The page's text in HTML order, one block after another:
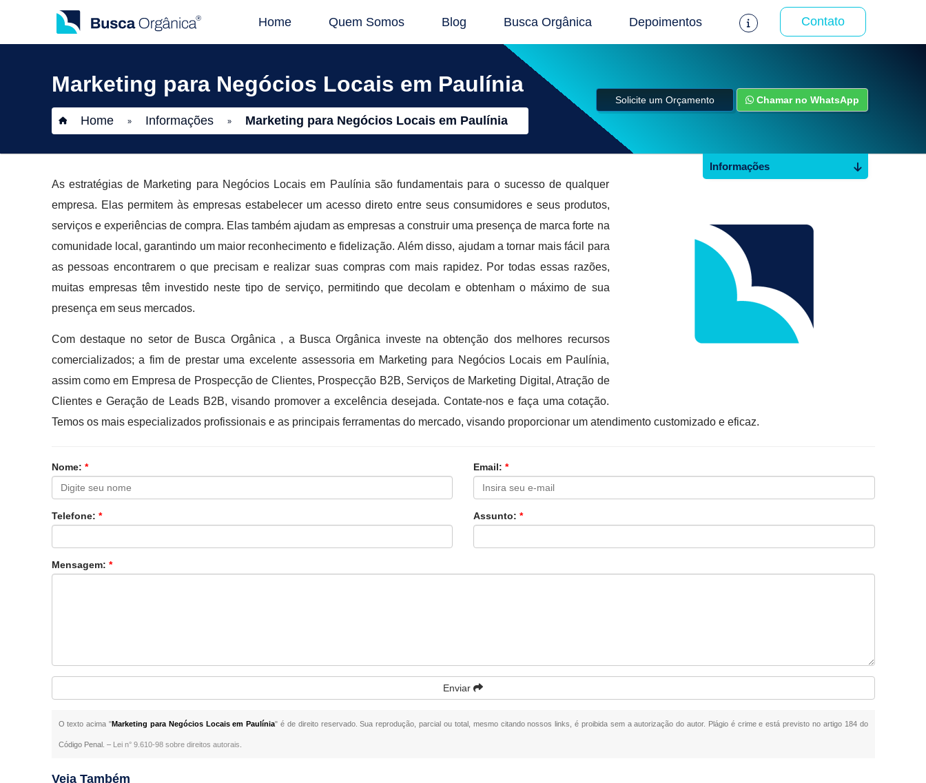
Home Quem Somos Blog Busca Orgânica Depoimentos Contato
Marketing para Negócios Locais em Paulínia
Home » Informações » Marketing para Negócios Locais em Paulínia
Solicite um Orçamento Chamar no WhatsApp
As estratégias de Marketing para Negócios Locais em Paulínia são fundamentais para o sucesso de qualquer
empresa. Elas permitem às empresas estabelecer um acesso direto entre seus consumidores e seus produtos,
serviços e experiências de compra. Elas também ajudam as empresas a construir uma presença de marca forte na
comunidade local, garantindo um maior reconhecimento e fidelização. Além disso, ajudam a tornar mais fácil para
as pessoas encontrarem o que precisam e realizar suas compras com mais rapidez. Por todas essas razões,
muitas empresas têm investido neste tipo de serviço, permitindo que decolam e obtenham o máximo de sua
presença em seus mercados.
Com destaque no setor de Busca Orgânica , a Busca Orgânica investe na obtenção dos melhores recursos
comercializados; a fim de prestar uma excelente assessoria em Marketing para Negócios Locais em Paulínia,
assim como em Empresa de Prospecção de Clientes, Prospecção B2B, Serviços de Marketing Digital, Atração de
Clientes e Geração de Leads B2B, visando promover a excelência desejada. Contate-nos e faça uma cotação.
Temos os mais especializados profissionais e as principais ferramentas do mercado, visando proporcionar um atendimento customizado e eficaz.
Nome: * Email: *
Telefone: * Assunto: *
Mensagem: *
Enviar
O texto acima "Marketing para Negócios Locais em Paulínia" é de direito reservado. Sua reprodução, parcial ou total, mesmo citando nossos links, é proibida sem a autorização do autor. Plágio é crime e está previsto no artigo 184 do
Código Penal. – Lei n° 9.610-98 sobre direitos autorais
Informações
Veja Também